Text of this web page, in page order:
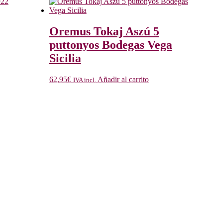
Oremus Tokaj Aszú 5
puttonyos Bodegas Vega
Sicilia
62,95€ IVA incl. Añadir al carrito